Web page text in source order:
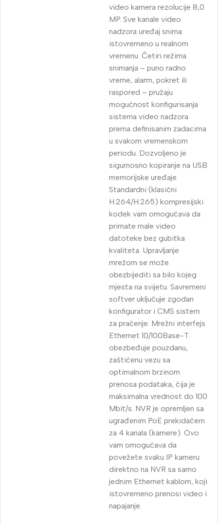
video kamera rezolucije 8,0
MP. Sve kanale video
nadzora uređaj snima
istovremeno u realnom
vremenu. Četiri režima
snimanja – puno radno
vreme, alarm, pokret ili
raspored – pružaju
mogućnost konfigurisanja
sistema video nadzora
prema definisanim zadacima
u svakom vremenskom
periodu. Dozvoljeno je
sigurnosno kopiranje na USB
memorijske uređaje.
Standardni (klasični
H.264/H.265) kompresijski
kodek vam omogućava da
primate male video
datoteke bez gubitka
kvaliteta. Upravljanje
mrežom se može
obezbijediti sa bilo kojeg
mjesta na svijetu. Savremeni
softver uključuje zgodan
konfigurator i CMS sistem
za praćenje. Mrežni interfejs
Ethernet 10/100Base-T
obezbeđuje pouzdanu,
zaštićenu vezu sa
optimalnom brzinom
prenosa podataka, čija je
maksimalna vrednost do 100
Mbit/s. NVR je opremljen sa
ugrađenim PoE prekidačem
za 4 kanala (kamere). Ovo
vam omogućava da
povežete svaku IP kameru
direktno na NVR sa samo
jednim Ethernet kablom, koji
istovremeno prenosi video i
napajanje.